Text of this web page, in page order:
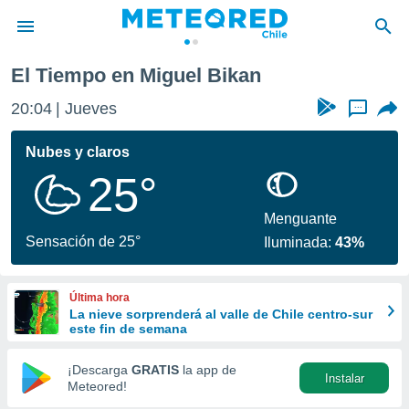
de
por
se
calidad.
a este
las
y
forma
digital
basada
El Tiempo en Miguel Bikan
20:04 Jueves ...
Nubes y claros
25°
Sensación de 25°
Menguante
Iluminada:43%
Última hora
La nieve sorprenderá al valle de Chile centro-sur
este fin de semana
¡Descarga GRATIS la app de
Meteored!
Instalar